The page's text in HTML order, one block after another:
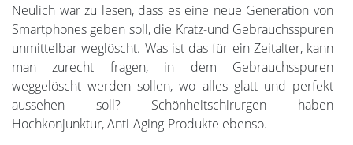
Neulich war zu lesen, dass es eine neue Generation von
Smartphones geben soll, die Kratz-und Gebrauchsspuren
unmittelbar weglöscht. Was ist das für ein Zeitalter, kann
man zurecht fragen, in dem Gebrauchsspuren
weggelöscht werden sollen, wo alles glatt und perfekt
aussehen soll? Schönheitschirurgen haben
Hochkonjunktur, Anti-Aging-Produkte ebenso.